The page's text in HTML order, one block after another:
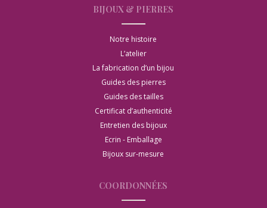
BIJOUX & PIERRES
Notre histoire
L’atelier
La fabrication d’un bijou
Guides des pierres
Guides des tailles
Certificat d’authenticité
Entretien des bijoux
Ecrin - Emballage
Bijoux sur-mesure
COORDONNÉES